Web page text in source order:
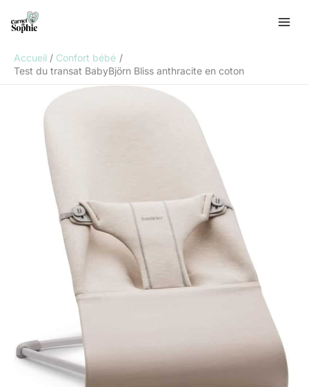
Accueil
Confort bébé
Test du transat BabyBjörn Bliss anthracite en coton
e
h